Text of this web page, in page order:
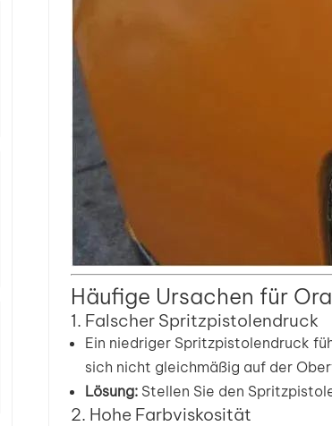
Häufige Ursachen für
1. Falscher Spritzpistolendruck
Ein niedriger Spritzpistolendruck
sich nicht gleichmäßig auf der
Lösung:Stellen Sie den
2. Hohe Farbviskosität